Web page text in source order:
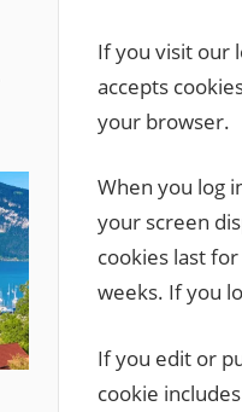
If you visit our
accepts
your browser.
When you log
your screen
cookies last
weeks. If you
If you edit or
cookie